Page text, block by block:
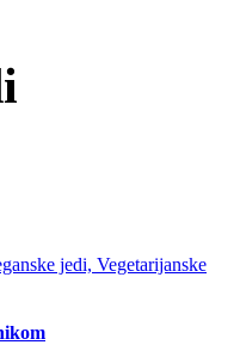
jedi, Vegetarijanske